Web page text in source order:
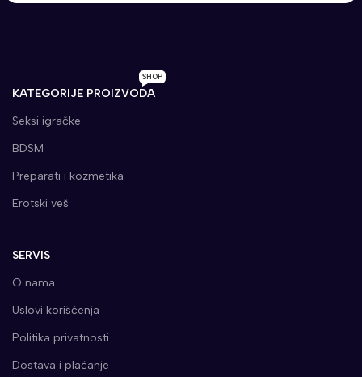
KATEGORIJE PROIZVODA
SHOP
Seksi igračke
BDSM
Preparati i kozmetika
Erotski veš
SERVIS
O nama
Uslovi korišćenja
Politika privatnosti
Dostava i plaćanje